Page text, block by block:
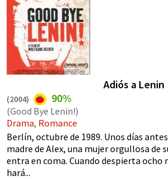
Adiós a Lenin
(2004) 90%
(Good Bye Lenin!)
Drama, Romance
Berlín, octubre de 1989. Unos días
madre de Alex, una mujer orgullosa de
entra en coma. Cuando despierta ocho
hará...